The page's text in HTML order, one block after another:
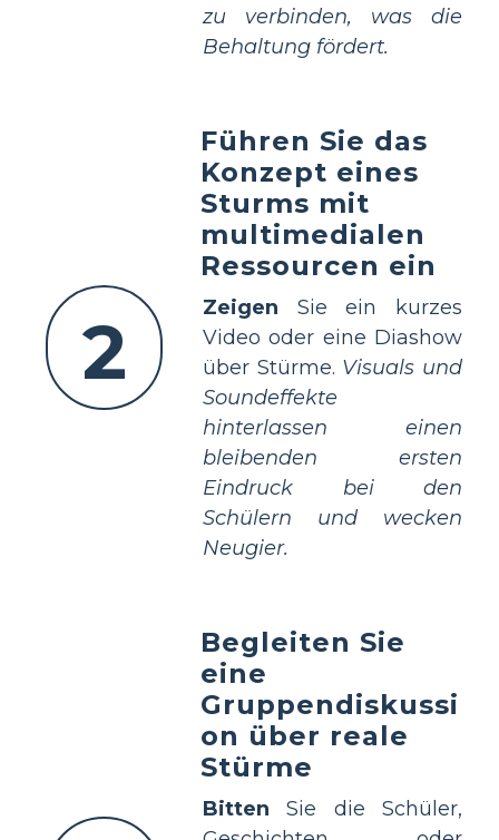
zu verbinden, was die
Behaltung fördert.
2
Führen Sie das
Konzept eines
Sturms mit
multimedialen
Ressourcen ein
Zeigen Sie ein kurzes
Video oder eine Diashow
über Stürme. Visuals und
Soundeffekte
hinterlassen einen
bleibenden ersten
Eindruck bei den
Schülern und wecken
Neugier.
Begleiten Sie
eine
Gruppendiskussi
on über reale
Stürme
Bitten Sie die Schüler,